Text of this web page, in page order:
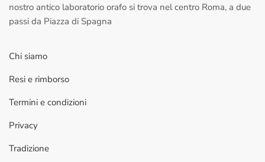
nostro antico laboratorio orafo si trova nel centro Roma, a due
passi da Piazza di Spagna
Chi siamo
Resi e rimborso
Termini e condizioni
Privacy
Tradizione